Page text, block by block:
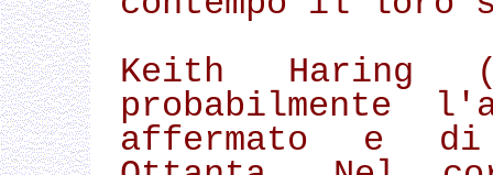
Keith Haring
probabilmente
affermato e